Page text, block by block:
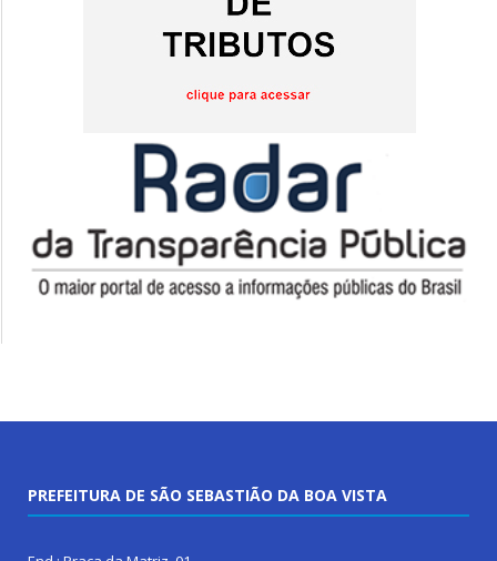
PREFEITURA DE SÃO SEBASTIÃO DA BOA VISTA